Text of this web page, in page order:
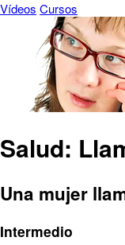
Vídeos Cursos
Salud:
Una mujer
Intermedio